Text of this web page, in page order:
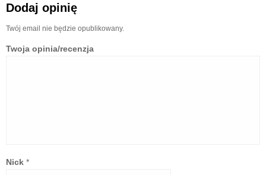
Dodaj opinię
Twój email nie będzie opublikowany.
Twoja opinia/recenzja
Nick *